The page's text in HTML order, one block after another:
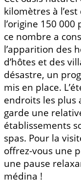
kilomètres à
l’origine 150
ce nombre a
l’apparition des
d’hôtes et des
désastre, un
mis en place.
endroits les plus
garde une
établissements
spas. Pour la
offrez-vous une
une pause
médina !